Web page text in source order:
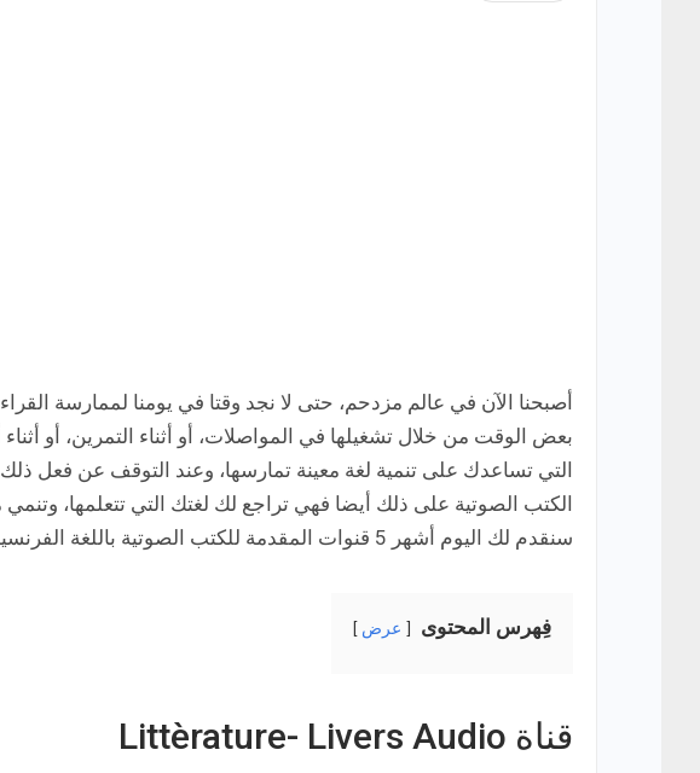
أصبحنا الآن في عالم مزدحم، حتى لا نجد وقتا في يومنا لممارسة
بعض الوقت من خلال تشغيلها في المواصلات، أو أثناء التمرين، أو أثناء
التي تساعدك على تنمية لغة معينة تمارسها، وعند التوقف عن فعل
الكتب الصوتية على ذلك أيضا فهي تراجع لك لغتك التي تتعلمها، وتنمي
سنقدم لك اليوم أشهر 5 قنوات المقدمة للكتب الصوتية باللغة الفرنسية.
فِهرس المحتوى عرض
قناة Littèrature- Livers Audio